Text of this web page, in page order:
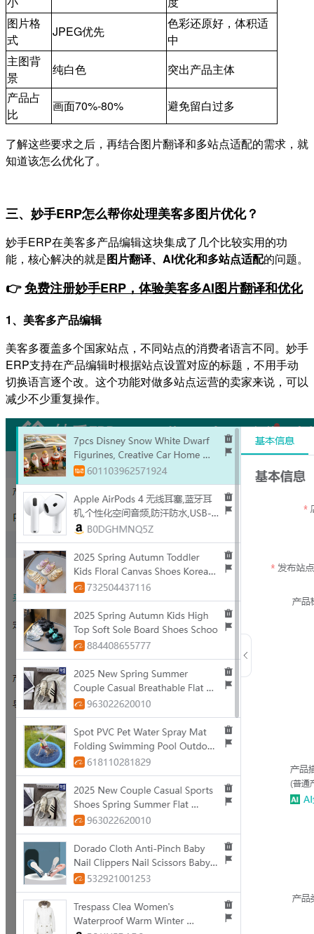
图片格
式
JPEG优先
色彩还原好，体积适
中
主图背
景
纯白色
突出产品主体
产品占
比
画面70%-80% 避免留白过多
了解这些要求之后，再结合图片翻译和多站点适配的需求，就
知道该怎么优化了。
三、妙手ERP怎么帮你处理美客多图片优化？
妙手ERP在美客多产品编辑这块集成了几个比较实用的功
能，核心解决的就是图片翻译、AI优化和多站点适配的问题。
👉免费注册妙手ERP，体验美客多AI图片翻译和优化
1、美客多产品编辑
美客多覆盖多个国家站点，不同站点的消费者语言不同。妙手
ERP支持在产品编辑时根据站点设置对应的标题，不用手动
切换语言逐个改。这个功能对做多站点运营的卖家来说，可以
减少不少重复操作。